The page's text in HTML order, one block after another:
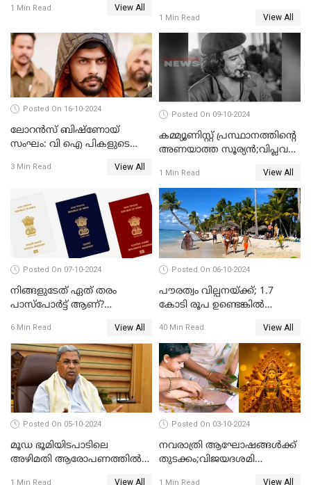
ആശംസകൾ
1 Min Read View All
1 Min Read View All
Posted On 16-10-2024
ലോറൻസ് ബിഷ്ണോയ്
സംഘം: വി ഐ പികളുടെ
3 Min Read View All
Posted On 09-10-2024
കമ്മ്യൂണിസ്റ്റ് പ്രസ്ഥാനത്തിന്റെ
അണയാത്ത സൂര്യൻ;വിപ്ലവ
1 Min Read View All
Posted On 07-10-2024
നിങ്ങളുടേത് ഏത് തരം
പാസ്പോർട്ട് ആണ്?
പാസ്‌പോർട്ടുകൾ
പരിചയപ്പെടാം
6 Min Read View All
Posted On 06-10-2024
പൗരത്വം വില്പനയ്ക്ക്; 1.7
കോടി രൂപ ഉണ്ടെങ്കിൽ
രാജ്യത്തെ പൗരനാകാം
40 Min Read View All
Posted On 05-10-2024
മൂഡ ഭൂമിയിടപാടിലെ
അഴിമതി ആരോപണത്തിൽ
1 Min Read View All
Posted On 03-10-2024
നവരാത്രി ആഘോഷങ്ങൾക്ക്
തുടക്കം;വിജയദശമി
1 Min Read View All